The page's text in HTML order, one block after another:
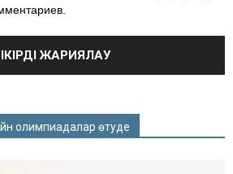
олимпиадалар өтуде